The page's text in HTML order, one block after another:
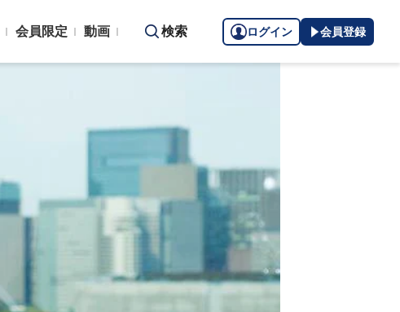
会員限定 動画 検索 ログイン 会員登録